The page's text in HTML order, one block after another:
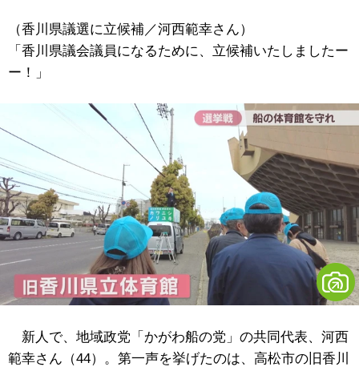
（香川県議選に立候補／河西範幸さん）
「香川県議会議員になるために、立候補いたしましたー
ー！」
新人で、地域政党「かがわ船の党」の共同代表、河西
範幸さん（44）。第一声を挙げたのは、高松市の旧香川